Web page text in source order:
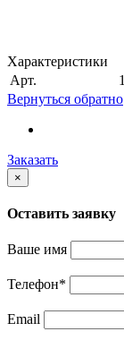
Характеристики
Арт.
Вернуться обратно
Заказать
×
Оставить заявку
Ваше имя
Телефон*
Email